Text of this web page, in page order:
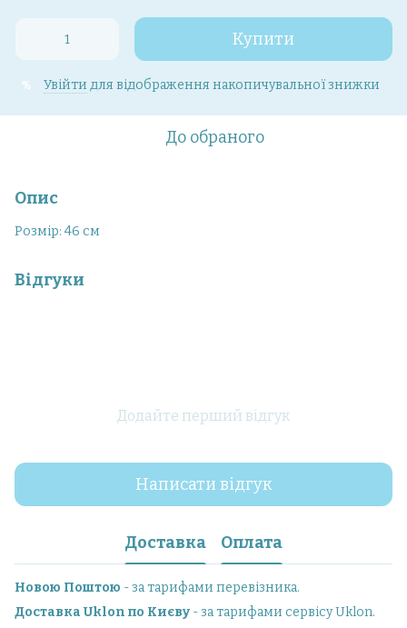
Купити
% Увійти для відображення накопичувальної знижки
До обраного
Опис
Розмір: 46 см
Відгуки
Додайте перший відгук
Написати відгук
Доставка Оплата
Новою Поштою - за тарифами перевізника.
Доставка Uklon по Києву - за тарифами сервісу Uklon.